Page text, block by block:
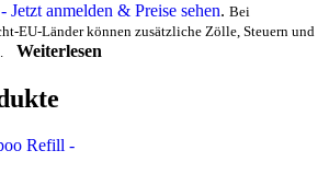
Jetzt anmelden & Preise sehen. Bei
EU-Länder können zusätzliche Zölle, Steuern und
Weiterlesen